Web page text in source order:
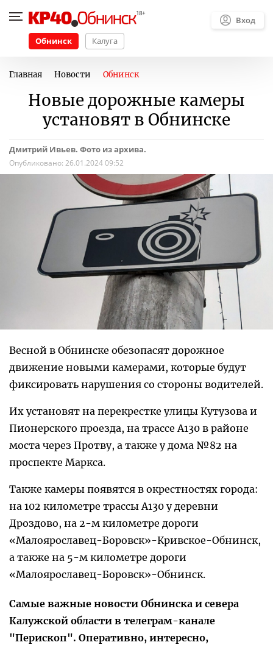
Обнинск Калуга
Вход
Главная Новости Обнинск
Новые дорожные камеры
установят в Обнинске
Дмитрий Ивьев. Фото из архива.
Опубликовано: 26.01.2024 09:52
Весной в Обнинске обезопасят дорожное
движение новыми камерами, которые будут
фиксировать нарушения со стороны водителей.
Их установят на перекрестке улицы Кутузова и
Пионерского проезда, на трассе А130 в районе
моста через Протву, а также у дома №82 на
проспекте Маркса.
Также камеры появятся в окрестностях города:
на 102 километре трассы А130 у деревни
Дроздово, на 2-м километре дороги
«Малоярославец-Боровск»-Кривское-Обнинск,
а также на 5-м километре дороги
«Малоярославец-Боровск»-Обнинск.
Самые важные новости Обнинска и севера
Калужской области в телеграм-канале
"Перископ". Оперативно, интересно,